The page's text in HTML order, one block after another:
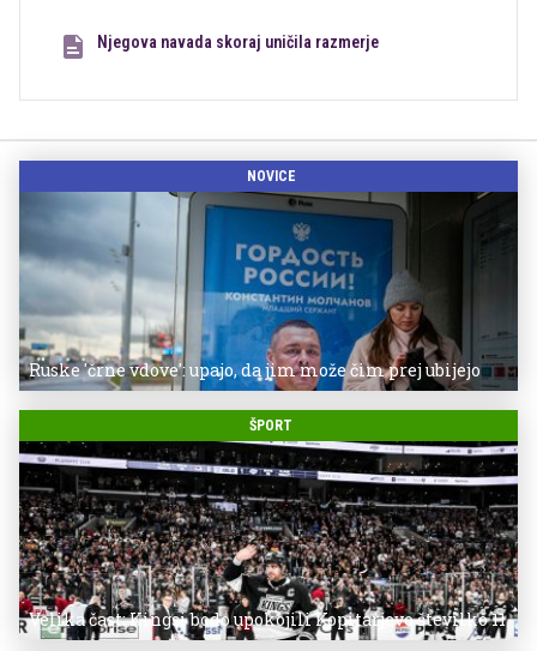
Njegova navada skoraj uničila razmerje
NOVICE
Ruske 'črne vdove': upajo, da jim može čim prej ubijejo
ŠPORT
Velika čast: Kingsi bodo upokojili Kopitarjevo številko 11